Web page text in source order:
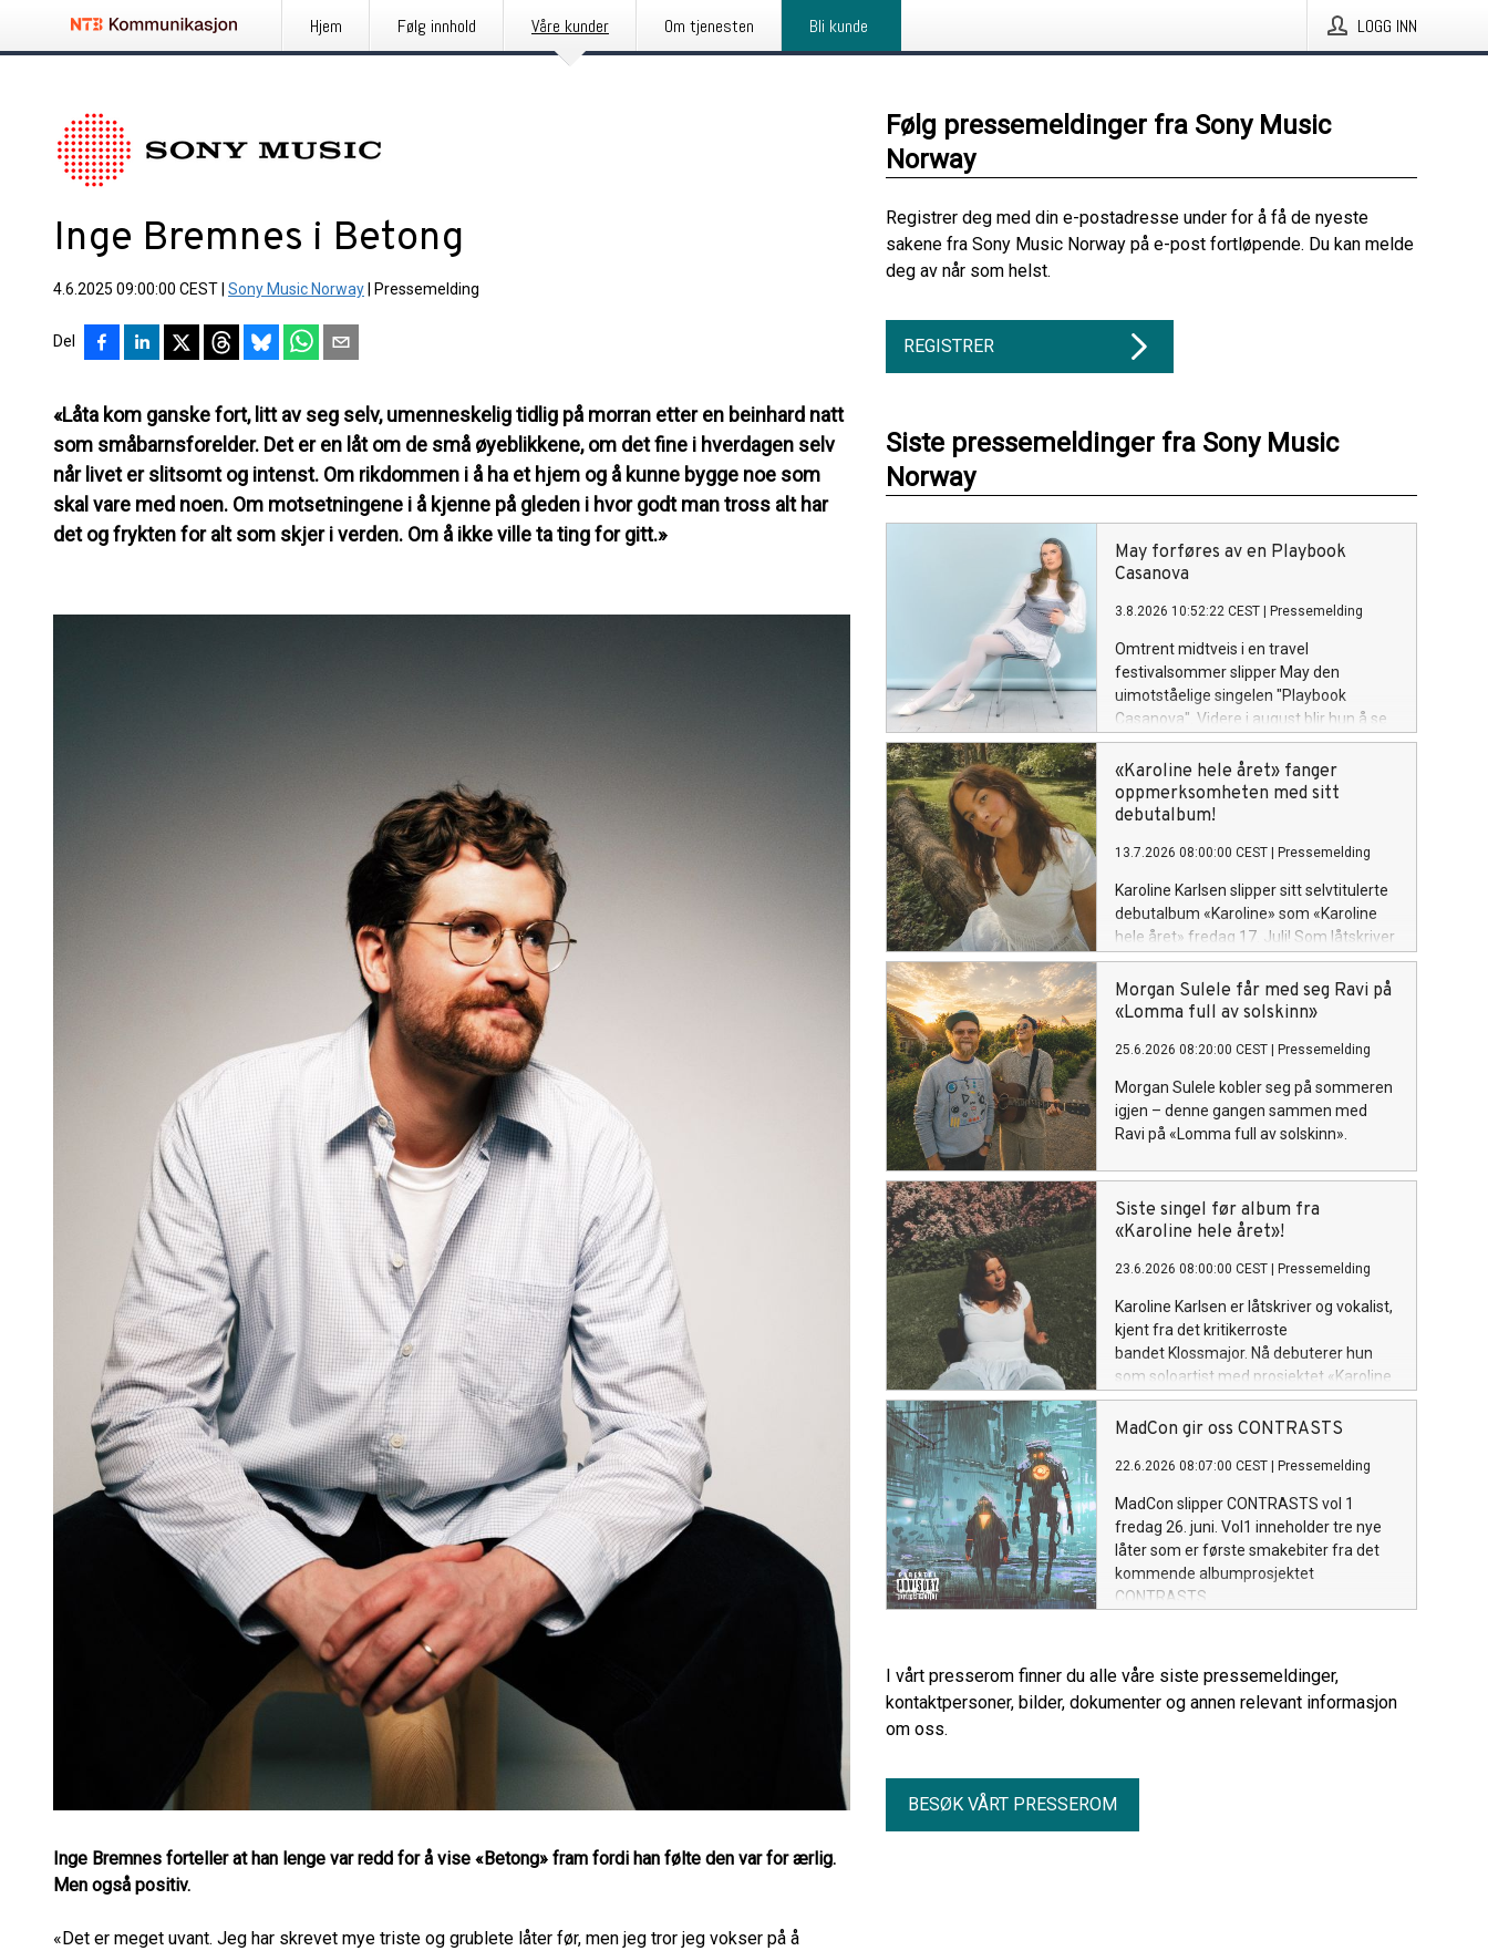
Hjem Følg innhold Våre kunder Om tjenesten Bli kunde LOGG INN
Inge Bremnes i Betong
4.6.2025 09:00:00 CEST Sony Music Norway Pressemelding
Del
«Låta kom ganske fort, litt av seg selv, umenneskelig tidlig på morran etter en beinhard natt
som småbarnsforelder. Det er en låt om de små øyeblikkene, om det fine i hverdagen selv
når livet er slitsomt og intenst. Om rikdommen i å ha et hjem og å kunne bygge noe som
skal vare med noen. Om motsetningene i å kjenne på gleden i hvor godt man tross alt har
det og frykten for alt som skjer i verden. Om å ikke ville ta ting for gitt.»
Inge Bremnes forteller at han lenge var redd for å vise «Betong» fram fordi han følte den var for ærlig.
Men også positiv.
«Det er meget uvant. Jeg har skrevet mye triste og grublete låter før, men jeg tror jeg vokser på å
Følg pressemeldinger fra Sony Music
Norway
Registrer deg med din e-postadresse under for å få de nyeste
sakene fra Sony Music Norway på e-post fortløpende. Du kan melde
deg av når som helst.
REGISTRER
Siste pressemeldinger fra Sony Music
Norway
May forføres av en Playbook
Casanova
3.8.2026 10:52:22 CEST Pressemelding
Omtrent midtveis i en travel
festivalsommer slipper May den
uimotståelige singelen "Playbook
Casanova". Videre i august blir hun å se
på Øyafestivalen i Oslo (14),
Bakgårdsfestivalen i Harstad (15),
Ypsilon i Drammen (22) og Rakettnatt i
Tromsø (28). Og 5. september avslutter
Ålesund.
«Karoline hele året» fanger
oppmerksomheten med sitt
debutalbum!
13.7.2026 08:00:00 CEST Pressemelding
Karoline Karlsen slipper sitt selvtitulerte
debutalbum «Karoline» som «Karoline
hele året» fredag 17. Juli! Som låtskriver
og vokalist, kjent fra det kritikerroste
bandet «Klossmajor» tar hun nå for alvor
sin plass som soloartist. Lytteren
univers fullt av varme, humor og
Morgan Sulele får med seg Ravi på
«Lomma full av solskinn»
25.6.2026 08:20:00 CEST Pressemelding
Morgan Sulele kobler seg på sommeren
igjen – denne gangen sammen med
Ravi på «Lomma full av solskinn».
Siste singel før album fra
«Karoline hele året»!
23.6.2026 08:00:00 CEST Pressemelding
Karoline Karlsen er låtskriver og vokalist,
kjent fra det kritikerroste
bandet Klossmajor. Nå debuterer hun
som soloartist med prosjektet «Karoline
hele året», hvor hun inviterer lytteren inn
i et personlig og ujålete univers fullt av
fredag 26. Juni!
MadCon gir oss CONTRASTS
22.6.2026 08:07:00 CEST Pressemelding
MadCon slipper CONTRASTS vol 1
fredag 26. juni. Vol1 inneholder tre nye
låter som er første smakebiter fra det
kommende albumprosjektet
CONTRASTS.
I vårt presserom finner du alle våre siste pressemeldinger,
kontaktpersoner, bilder, dokumenter og annen relevant informasjon
om oss.
BESØK VÅRT PRESSEROM